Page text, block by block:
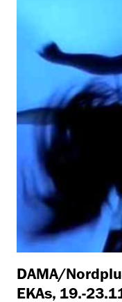
DAMA/
EKAs, 19.-